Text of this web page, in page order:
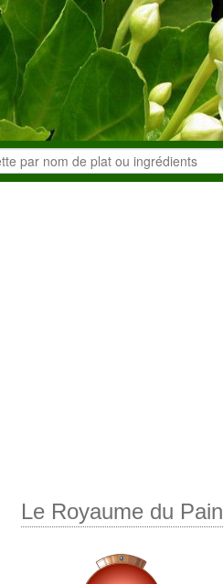
Le Royaume du Pain